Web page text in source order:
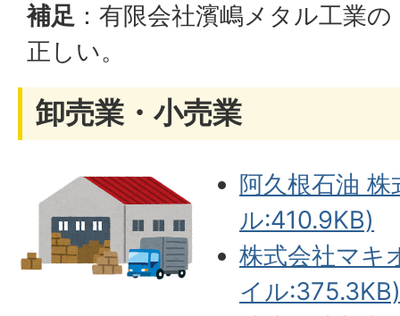
補足 ：有限会社濱嶋メタル工業
正しい。
卸売業・小売業
阿久根石油
ル:410.9KB)
株式会社マキ
イル